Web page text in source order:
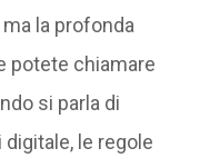
la profonda
potete chiamare
si parla di
le regole